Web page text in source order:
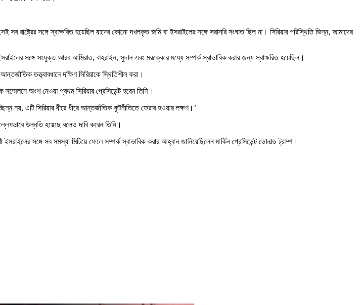
রাষ্ট্রের সঙ্গে স্বাক্ষরিত হয়েছিল যাদের কোনো দখলকৃত জমি বা ইসরাইলের সঙ্গে সরাসরি সংঘাত ছিল না। সিরিয়ার পরিস্থিতি ভিন্ন, আমাদের
সঙ্গে সংযুক্ত আরব আমিরাত, বাহরাইন, সুদান এবং মরক্কোর মধ্যে সম্পর্ক স্বাভাবিক করার জন্য স্বাক্ষরিত হয়েছিল।
তত্ত্বাবধানে দক্ষিণ সিরিয়াকে স্থিতিশীল করা।
অংশ নেওয়া প্রথম সিরিয়ার প্রেসিডেন্ট হবেন তিনি।
নয়, এটি সিরিয়ার ধীরে ধীরে আন্তর্জাতিক কূটনীতিতে ফেরার হওয়ার লক্ষণ।’
উন্নতি হয়েছে বলেও দাবি করেন তিনি।
সঙ্গে সব সমস্যা মিটিয়ে ফেলে সম্পর্ক স্বাভাবিক করার আহ্বান জানিয়েছিলেন মার্কিন প্রেসিডেন্ট ডোনাল্ড ট্রাম্প।